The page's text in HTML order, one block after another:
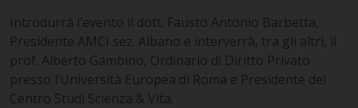
Introdurrà l’evento il dott. Fausto Antonio Barbetta,
Presidente AMCI sez. Albano e interverrà, tra gli altri, il
prof. Alberto Gambino, Ordinario di Diritto Privato
presso l’Università Europea di Roma e Presidente del
Centro Studi Scienza & Vita.